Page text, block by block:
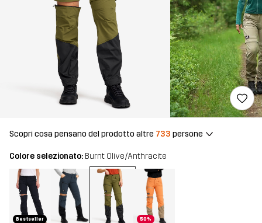
Scopri cosa pensano del prodotto altre 733 persone
Colore selezionato: Burnt Olive/Anthracite
Bestseller 50%